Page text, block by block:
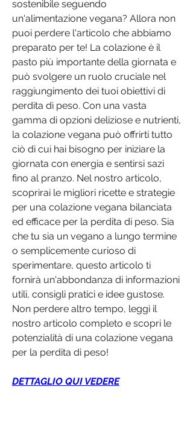
sostenibile seguendo
un'alimentazione vegana? Allora non
puoi perdere l'articolo che abbiamo
preparato per te! La colazione è il
pasto più importante della giornata e
può svolgere un ruolo cruciale nel
raggiungimento dei tuoi obiettivi di
perdita di peso. Con una vasta
gamma di opzioni deliziose e nutrienti,
la colazione vegana può offrirti tutto
ciò di cui hai bisogno per iniziare la
giornata con energia e sentirsi sazi
fino al pranzo. Nel nostro articolo,
scoprirai le migliori ricette e strategie
per una colazione vegana bilanciata
ed efficace per la perdita di peso. Sia
che tu sia un vegano a lungo termine
o semplicemente curioso di
sperimentare, questo articolo ti
fornirà un'abbondanza di informazioni
utili, consigli pratici e idee gustose.
Non perdere altro tempo, leggi il
nostro articolo completo e scopri le
potenzialità di una colazione vegana
per la perdita di peso!
DETTAGLIO QUI VEDERE